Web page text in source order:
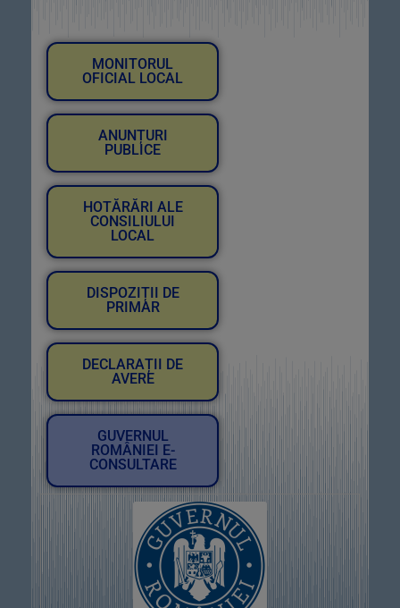
MONITORUL
OFICIAL LOCAL
ANUNȚURI
PUBLICE
HOTĂRĂRI ALE
CONSILIULUI
LOCAL
DISPOZIȚII DE
PRIMAR
DECLARAȚII DE
AVERE
GUVERNUL
ROMÂNIEI E-
CONSULTARE